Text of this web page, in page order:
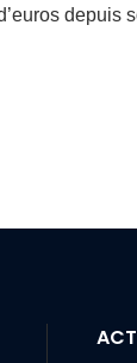
depuis